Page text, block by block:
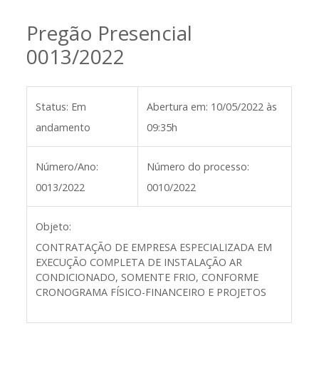
Pregão Presencial
0013/2022
Status: Em
andamento
Abertura em: 10/05/2022 às
09:35h
Número/Ano:
0013/2022
Número do processo:
0010/2022
Objeto:
CONTRATAÇÃO DE EMPRESA ESPECIALIZADA EM
EXECUÇÃO COMPLETA DE INSTALAÇÃO AR
CONDICIONADO, SOMENTE FRIO, CONFORME
CRONOGRAMA FÍSICO-FINANCEIRO E PROJETOS